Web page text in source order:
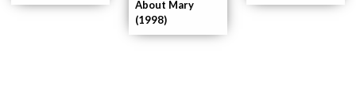
About Mary
(1998)